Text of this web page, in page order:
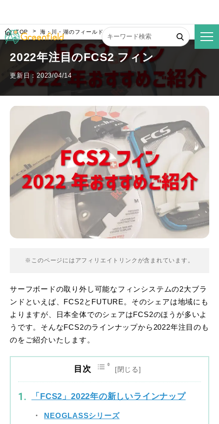
TOP 海・川・湖のフィールド
2022年注目のFCS2 フィン
更新日：2023/04/14
※このページにはアフィリエイトリンクが含まれています。
サーフボードの取り外し可能なフィンシステムの2大ブラ
ンドといえば、FCS2とFUTURE。そのシェアは地域にも
よりますが、日本全体でのシェアはFCS2のほうが多いよ
うです。そんなFCS2のラインナップから2022年注目のも
のをご紹介いたします。
目次
「FCS2」2022年の新しいラインナップ
NEOGLASSシリーズ